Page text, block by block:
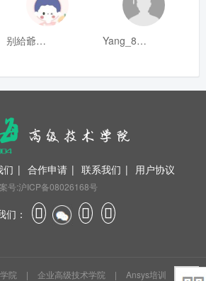
别給爺装纯 Yang_811
们 | 合作申请 | 联系我们 | 用户协议
号:沪ICP备08026168号
们：
院 | 企业高级技术学院 | Ansys培训